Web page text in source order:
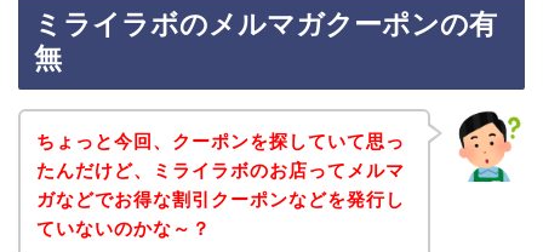
ミライラボのメルマガクーポンの有
無
ちょっと今回、クーポンを探していて思っ
たんだけど、ミライラボのお店ってメルマ
ガなどでお得な割引クーポンなどを発行し
ていないのかな～？